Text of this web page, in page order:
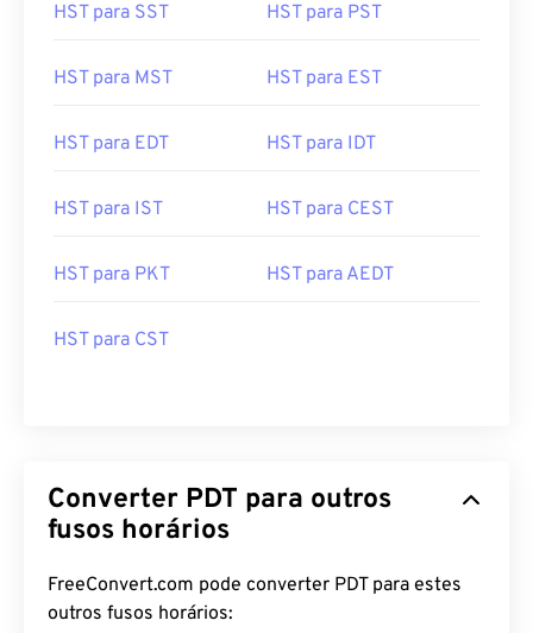
HST para SST HST para PST
HST para MST HST para EST
HST para EDT HST para IDT
HST para IST HST para CEST
HST para PKT HST para AEDT
HST para CST
Converter PDT para outros
fusos horários
FreeConvert.com pode converter PDT para estes
outros fusos horários: